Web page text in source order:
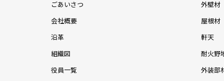
ごあいさつ
会社概要
沿革
組織図
役員一覧
外壁材
屋根材
軒天
耐火野
外装部